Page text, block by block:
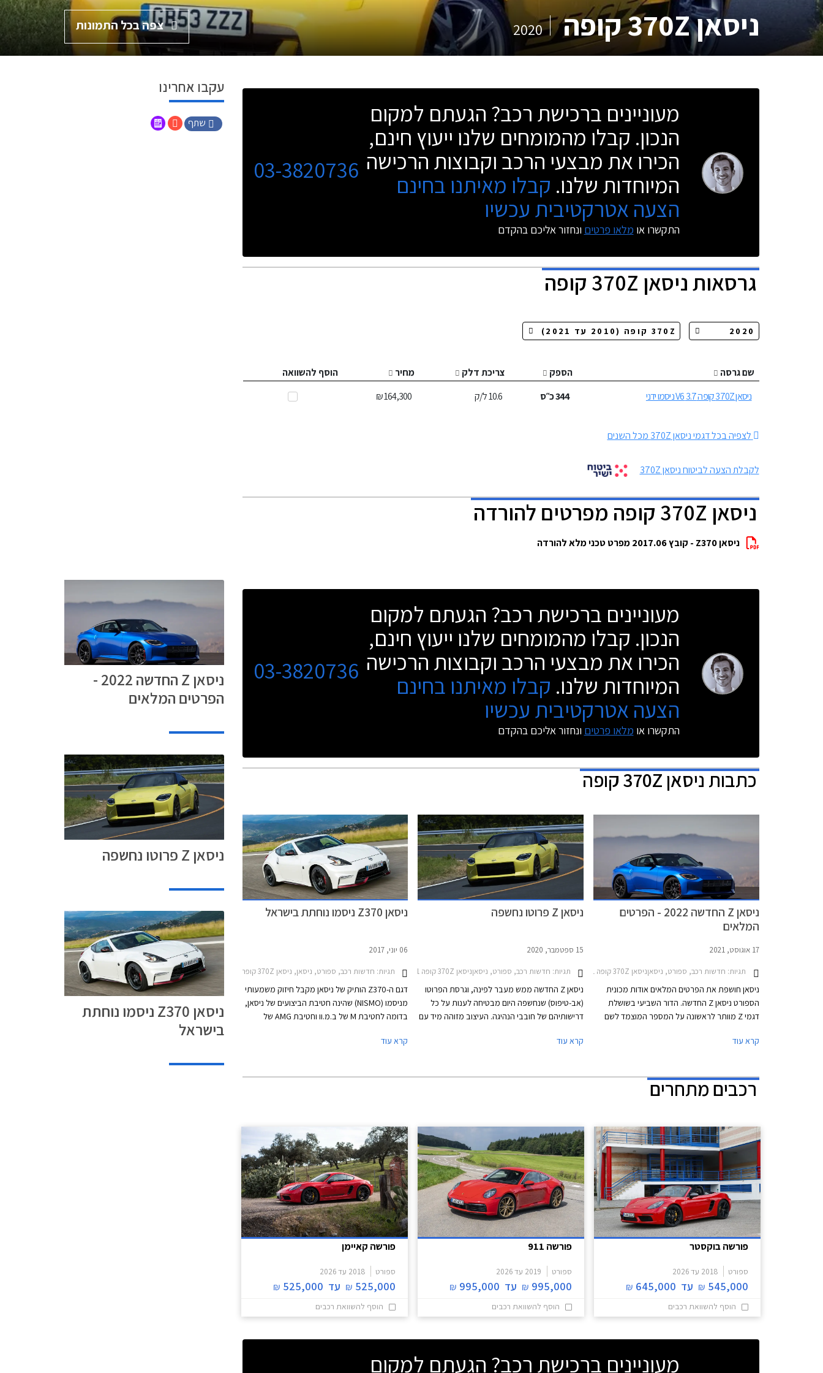
ניסאן 370Z קופה 2020 צפה בכל התמונות
מעוניינים ברכישת רכב? הגעתם למקום
הנכון. קבלו מהמומחים שלנו ייעוץ חינם,
הכירו את מבצעי הרכב וקבוצות הרכישה
המיוחדות שלנו. קבלו מאיתנו בחינם
הצעה אטרקטיבית עכשיו
התקשרו או מלאו פרטים ונחזור אליכם בהקדם
03-3820736
גרסאותניסאן 370Z קופה
שם גרסה הספק צריכת דלק מחיר
הוסף להשוואה
ניסאן 370Z קופה 3.7 V6 ניסמו ידני
344כ״ס 10.6ל/ק 164,300 ₪
לצפיה בכל דגמי ניסאן 370Z מכל השנים
לקבלת הצעה לביטוח ניסאן 370Z
ניסאן 370Z קופה מפרטים להורדה
ניסאן Z370 - קובץ 2017.06 מפרט טכני מלא להורדה
עקבו אחרינו
שתף
מעוניינים ברכישת רכב? הגעתם למקום
הנכון. קבלו מהמומחים שלנו ייעוץ חינם,
הכירו את מבצעי הרכב וקבוצות הרכישה
המיוחדות שלנו. קבלו מאיתנו בחינם
הצעה אטרקטיבית עכשיו
התקשרו או מלאו פרטים ונחזור אליכם בהקדם
03-3820736
כתבותניסאן 370Z קופה
ניסאן Z החדשה 2022 - הפרטים
המלאים
17 אוגוסט, 2021
תגיות: חדשות רכב, ספורט, ניסאןניסאן 370Z קופה 2010-2021
ניסאן חושפת את הפרטים המלאים אודות מכונית
הספורט ניסאן Z החדשה. הדור השביעי בשושלת
דגמי Z מוותר לראשונה על המספר המוצמד לשם
Z החדשה בשתי גרסאות – ספורט ופרפורמנס.
בשנה שעברה כקדימון לניסאן Z החדשה. המהדורה
המוגבלת תוצע עם חישוקים קלים בעיצוב ייחודי
עם עיטורים בצבע צהוב.
קרא עוד
ניסאן Z פרוטו נחשפה
15 ספטמבר, 2020
תגיות: חדשות רכב, ספורט, ניסאןניסאן 370Z קופה 2010-2021
ניסאן Z החדשה ממש מעבר לפינה, וגרסת הפרוטו
(אב-טיפוס) שנחשפה היום מבטיחה לענות על כל
דרישותיהם של חובבי הנהיגה. העיצוב מזוהה מיד עם
באב-טיפוס, רמזה ניסאן שהעיצוב שאנו רואים כמעט
קרא עוד
ניסאן Z370 ניסמו נוחתת בישראל
06 יוני, 2017
תגיות: חדשות רכב, ספורט, ניסאן, ניסאן 370Z קופה 2010-2021, ניסמו, nismoמחירון רכב
דגם ה-Z370 הותיק של ניסאן מקבל חיזוק משמעותי
מניסמו (NISMO) שהינה חטיבת הביצועים של ניסאן,
בדומה לחטיבת M של ב.מ.וו וחטיבת AMG של
הסטנדרטי מתמקדים בשיפור היכולת הספורטיבית,
קרא עוד
רכבים מתחרים
פורשה בוקסטר
ספורט 2018 עד2026
545,000
₪ עד 645,000
₪
הוסף להשוואת רכבים
פורשה 911
ספורט 2019 עד2026
995,000
₪ עד 995,000
₪
הוסף להשוואת רכבים
פורשה קאיימן
ספורט 2018 עד2026
525,000
₪ עד 525,000
₪
הוסף להשוואת רכבים
מעוניינים ברכישת רכב? הגעתם למקום
ניסאן Z החדשה 2022 -
הפרטים המלאים
ניסאן Z פרוטו נחשפה
ניסאן Z370 ניסמו נוחתת
בישראל